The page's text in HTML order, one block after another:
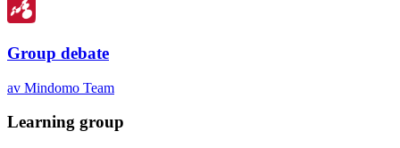
Group debate
av Mindomo Team
Learning group